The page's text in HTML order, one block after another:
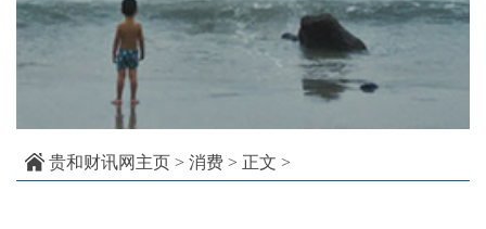
贵和财讯网主页 > 消费 > 正文 >